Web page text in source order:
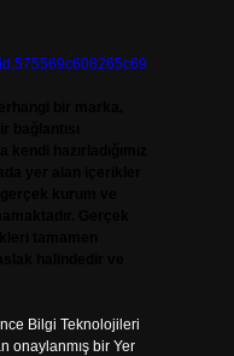
Bilgi Teknolojileri
onaylanmış bir Yer